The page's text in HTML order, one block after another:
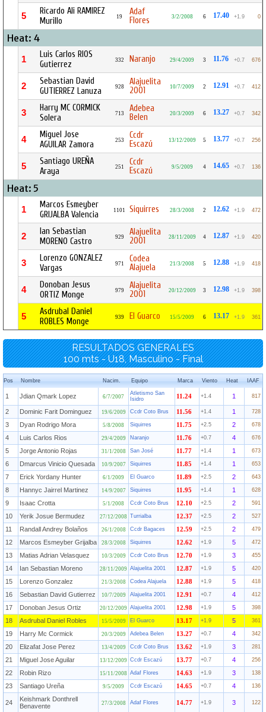
5
Ricardo Ali RAMIREZ
Murillo
19
Adaf
Flores
3/2/2008 6 17.40 +1.9 0
Heat: 4
1
Luis Carlos RIOS
Gutierrez
332 Naranjo 29/4/2009 3 11.76 +0.7 676
2
Sebastian David
GUTIERREZ Lanuza
928
Alajuelita
2001
10/7/2009 2 12.91 +0.7 412
3
Harry MC CORMICK
Solera
713
Adebea
Belen
20/3/2009 6 13.27 +0.7 342
4
Miguel Jose
AGUILAR Zamora
253
Ccdr
Escazú
13/12/2009 5 13.77 +0.7 256
5
Santiago UREÑA
Araya
251
Ccdr
Escazú
9/5/2009 4 14.65 +0.7 136
Heat: 5
1
Marcos Esmeyber
GRIJALBA Valencia
1101 Siquirres 28/3/2008 2 12.62 +1.9 472
2
Ian Sebastian
MORENO Castro
929
Alajuelita
2001
28/11/2009 4 12.87 +1.9 420
3
Lorenzo GONZALEZ
Vargas
971
Codea
Alajuela
21/3/2008 5 12.88 +1.9 418
4
Donoban Jesus
ORTIZ Monge
979
Alajuelita
2001
20/12/2009 3 12.98 +1.9 398
5
Asdrubal Daniel
ROBLES Monge
939 El Guarco 15/5/2009 6 13.17 +1.9 361
RESULTADOS GENERALES
100 mts - U18, Masculino - Final
Pos Nombre Nacim. Equipo Marca Viento Heat IAAF
1 Jdian Qmark Lopez 6/7/2007
Atletismo San
Isidro
11.24 +1.4 1 817
2 Dominic Farit Dominguez 19/6/2009 Ccdr Coto Brus 11.56 +1.4 1 728
3 Dyan Rodrigo Mora 5/8/2008 Siquirres 11.75 +2.5 2 678
4 Luis Carlos Rios 29/4/2009 Naranjo 11.76 +0.7 4 676
5 Jorge Antonio Rojas 31/1/2008 San José 11.77 +1.4 1 673
6 Dmarcus Vinicio Quesada 10/9/2007 Siquirres 11.85 +1.4 1 653
7 Erick Yordany Hunter 6/1/2009 El Guarco 11.89 +2.5 2 643
8 Hannyc Jairrel Martinez 14/9/2007 Siquirres 11.95 +1.4 1 628
9 Isaac Crotta 5/1/2008 Ccdr Coto Brus 12.10 +2.5 2 591
10 Yerik Josue Bermudez 27/12/2008 Turrialba 12.37 +2.5 2 527
11 Randall Andrey Bolaños 26/1/2008 Ccdr Bagaces 12.59 +2.5 2 479
12 Marcos Esmeyber Grijalba 28/3/2008 Siquirres 12.62 +1.9 5 472
13 Matias Adrian Velasquez 10/3/2009 Ccdr Coto Brus 12.70 +1.9 3 455
14 Ian Sebastian Moreno 28/11/2009 Alajuelita 2001 12.87 +1.9 5 420
15 Lorenzo Gonzalez 21/3/2008 Codea Alajuela 12.88 +1.9 5 418
16 Sebastian David Gutierrez 10/7/2009 Alajuelita 2001 12.91 +0.7 4 412
17 Donoban Jesus Ortiz 20/12/2009 Alajuelita 2001 12.98 +1.9 5 398
18 Asdrubal Daniel Robles 15/5/2009 El Guarco 13.17 +1.9 5 361
19 Harry Mc Cormick 20/3/2009 Adebea Belen 13.27 +0.7 4 342
20 Elizafat Jose Perez 13/4/2009 Ccdr Coto Brus 13.62 +1.9 3 281
21 Miguel Jose Aguilar 13/12/2009 Ccdr Escazú 13.77 +0.7 4 256
22 Robin Rizo 15/11/2008 Adaf Flores 14.63 +1.9 3 138
23 Santiago Ureña 9/5/2009 Ccdr Escazú 14.65 +0.7 4 136
24
Keishmark Donthrell
Benavente
27/3/2008 Adaf Flores 14.77 +1.9 3 122